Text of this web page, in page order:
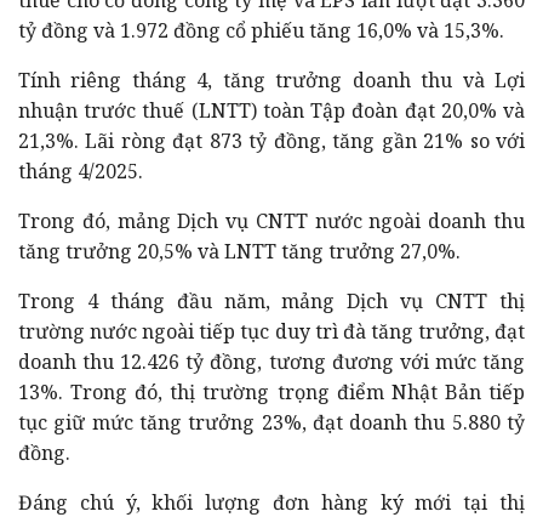
tỷ đồng và 1.972 đồng cổ phiếu tăng 16,0% và 15,3%.
Tính riêng tháng 4, tăng trưởng doanh thu và Lợi
nhuận trước thuế (LNTT) toàn Tập đoàn đạt 20,0% và
21,3%. Lãi ròng đạt 873 tỷ đồng, tăng gần 21% so với
tháng 4/2025.
Trong đó, mảng Dịch vụ CNTT nước ngoài doanh thu
tăng trưởng 20,5% và LNTT tăng trưởng 27,0%.
Trong 4 tháng đầu năm, mảng Dịch vụ CNTT thị
trường nước ngoài tiếp tục duy trì đà tăng trưởng, đạt
doanh thu 12.426 tỷ đồng, tương đương với mức tăng
13%. Trong đó, thị trường trọng điểm Nhật Bản tiếp
tục giữ mức tăng trưởng 23%, đạt doanh thu 5.880 tỷ
đồng.
Đáng chú ý, khối lượng đơn hàng ký mới tại thị